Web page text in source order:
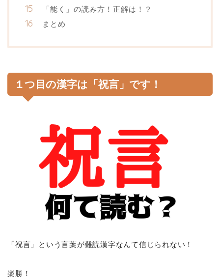
「能く」の読み方！正解は！？
まとめ
１つ目の漢字は「祝言」です！
「祝言」という言葉が難読漢字なんて信じられない！
楽勝！